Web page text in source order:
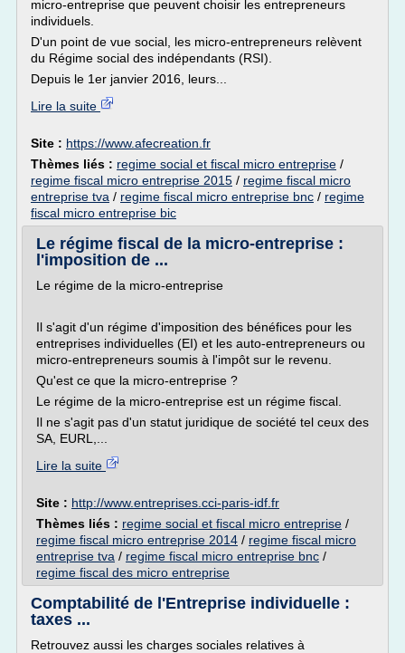
micro-entreprise que peuvent choisir les entrepreneurs
individuels.
D'un point de vue social, les micro-entrepreneurs relèvent
du Régime social des indépendants (RSI).
Depuis le 1er janvier 2016, leurs...
Lire la suite
Site : https://www.afecreation.fr
Thèmes liés : regime social et fiscal micro entreprise /
regime fiscal micro entreprise 2015 / regime fiscal micro
entreprise tva / regime fiscal micro entreprise bnc / regime
fiscal micro entreprise bic
Le régime fiscal de la micro-entreprise :
l'imposition de ...
Le régime de la micro-entreprise
Il s'agit d'un régime d'imposition des bénéfices pour les
entreprises individuelles (EI) et les auto-entrepreneurs ou
micro-entrepreneurs soumis à l'impôt sur le revenu.
Qu'est ce que la micro-entreprise ?
Le régime de la micro-entreprise est un régime fiscal.
Il ne s'agit pas d'un statut juridique de société tel ceux des
SA, EURL,...
Lire la suite
Site : http://www.entreprises.cci-paris-idf.fr
Thèmes liés : regime social et fiscal micro entreprise /
regime fiscal micro entreprise 2014 / regime fiscal micro
entreprise tva / regime fiscal micro entreprise bnc /
regime fiscal des micro entreprise
Comptabilité de l'Entreprise individuelle :
taxes ...
Retrouvez aussi les charges sociales relatives à